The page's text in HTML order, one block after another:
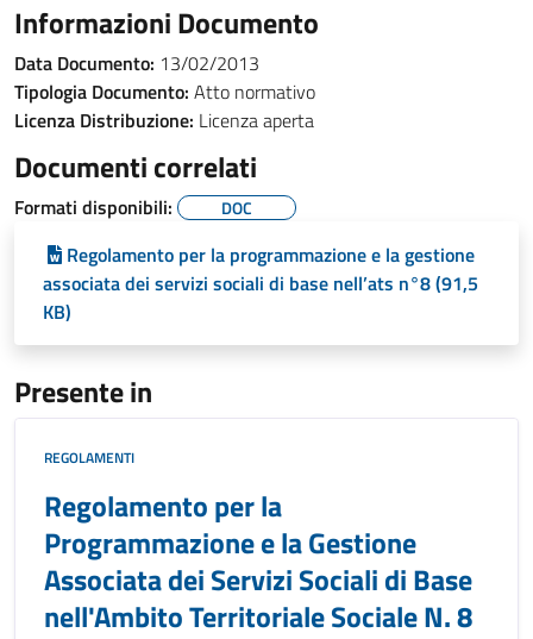
Informazioni Documento
Data Documento: 13/02/2013
Tipologia Documento: Atto normativo
Licenza Distribuzione: Licenza aperta
Documenti correlati
Formati disponibili: DOC
Regolamento per la programmazione e la gestione
associata dei servizi sociali di base nell’ats n°8 (91,5
KB)
Presente in
REGOLAMENTI
Regolamento per la
Programmazione e la Gestione
Associata dei Servizi Sociali di Base
nell'Ambito Territoriale Sociale N. 8